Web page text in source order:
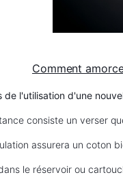
Comment
de l'utilisation d'une
consiste un verser
assurera un coton
le réservoir ou